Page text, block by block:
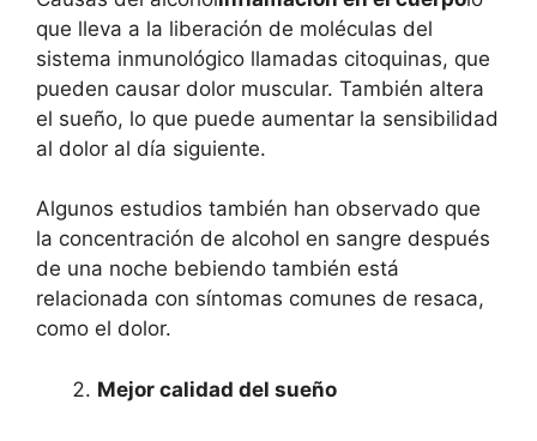
que lleva a la liberación de moléculas del
sistema inmunológico llamadas citoquinas, que
pueden causar dolor muscular. También altera
el sueño, lo que puede aumentar la sensibilidad
al dolor al día siguiente.
Algunos estudios también han observado que
la concentración de alcohol en sangre después
de una noche bebiendo también está
relacionada con síntomas comunes de resaca,
como el dolor.
Mejor calidad del sueño